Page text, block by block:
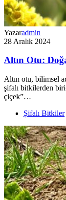
Yazaradmin
28 Aralık 2024
Altın Otu:
Altın otu, bilimsel
şifalı bitkilerden
çiçek”…
Şifalı Bitkiler